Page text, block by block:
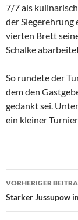
7/7 als
der Siegerehrung
vierten Brett
Schalke
So rundete der
dem den
gedankt sei. Unter
ein kleiner
VORHERIGER
Starker Jussupow